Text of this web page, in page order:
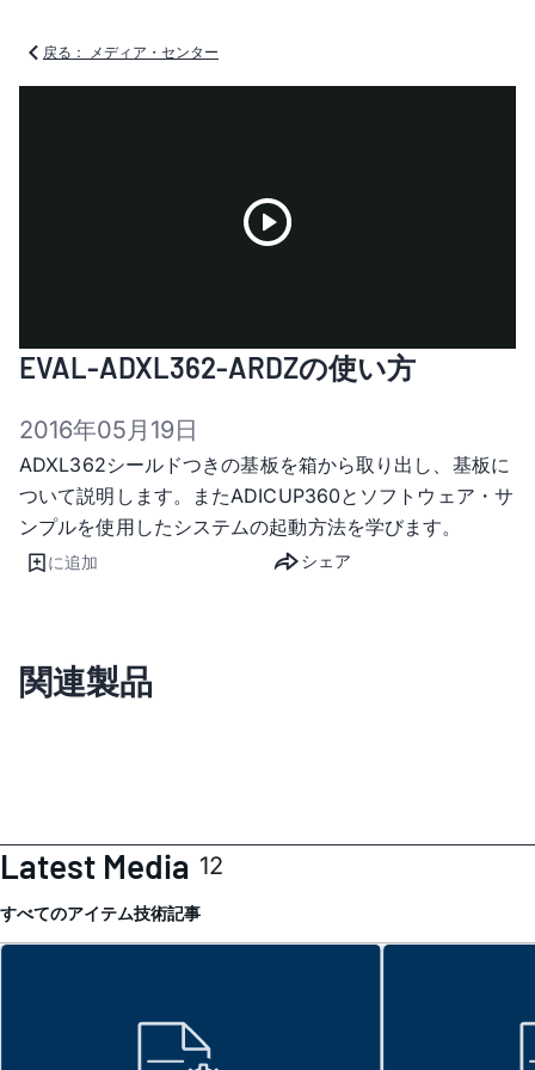
戻る： メディア・センター
Video
EVAL-ADXL362-ARDZの使い方
2016年05月19日
ADXL362シールドつきの基板を箱から取り出し、基板に
ついて説明します。またADICUP360とソフトウェア・サ
ンプルを使用したシステムの起動方法を学びます。
に追加 シェア
関連製品
Latest Media 12
すべてのアイテム技術記事